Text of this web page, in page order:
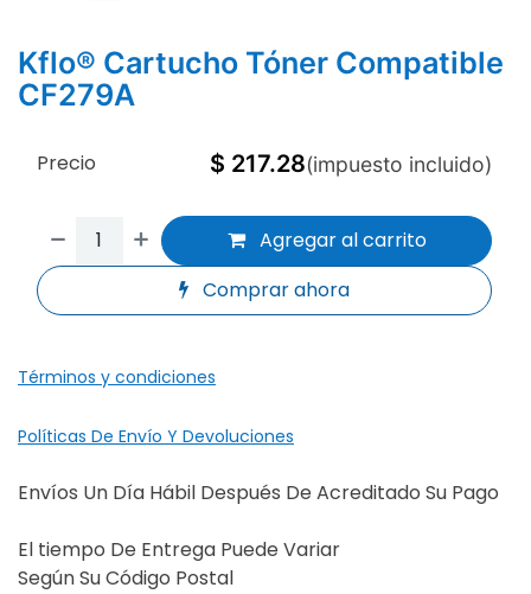
Kflo® Cartucho Tóner Compatible
CF279A
Agregar al carrito
Comprar ahora
Precio $ 217.28(impuesto incluido)
Términos y condiciones
Políticas De Envío Y Devoluciones
Envíos Un Día Hábil Después De Acreditado Su Pago
El tiempo De Entrega Puede Variar
Según Su Código Postal